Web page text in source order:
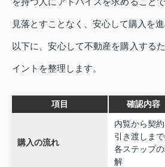
見落とすことなく、安心して購入を
以下に、安心して不動産を購入する
イントを整理します。
項目 確認内容
購入の流れ
内覧から契約
引き渡しま
各ステップ
解